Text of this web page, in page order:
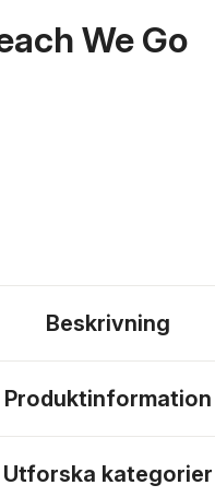
We Go
Beskrivning
Produktinformation
Utforska kategorier